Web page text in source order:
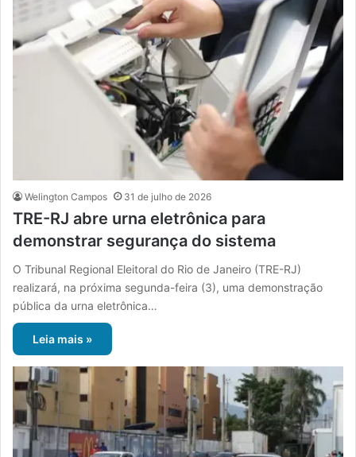
Welington Campos 31 de julho de 2026
TRE-RJ abre urna eletrônica para
demonstrar segurança do sistema
O Tribunal Regional Eleitoral do Rio de Janeiro (TRE-RJ)
realizará, na próxima segunda-feira (3), uma demonstração
pública da urna eletrônica…
Leia mais »